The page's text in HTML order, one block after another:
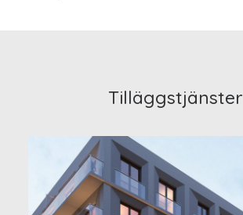
Tilläggstjänster